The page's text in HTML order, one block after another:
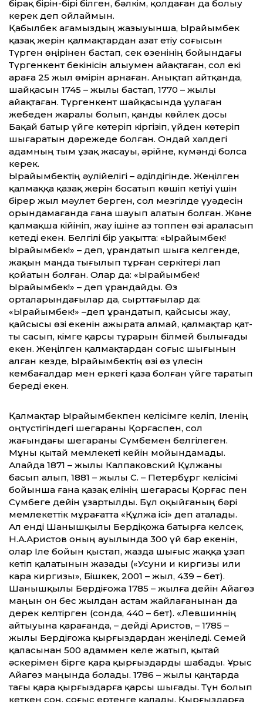
бірақ бірін-бірі білген, бәлкім, қолдаған да болыу
керек деп ойлаймын.
Қабылбек ағамыздың жазыуынша, Ырайымбек
қазақ жерін қалмақтардан азат етіу соғысын
Түрген өңірінен бастап, Үсек өзенінің бойындағы
Түргенкент бекінісін алыумен айақтаған, сол екі
араға 25 жыл өмірін арнаған. Анықтап айтқанда,
шайқасын 1745 – жылы бастап, 1770 – жылы
айақтаған. Түргенкент шайқасында ұулаған
жебеден жаралы болып, қанды көйлек досы
Бақай батыр үйге көтеріп кіргізіп, үйден көтеріп
шығаратын дәрежеде болған. Ондай хәлдегі
адамның тым ұзақ жа­сауы, әрійне, күмәнді болса
керек.
Ырайымбектің әулійелігі – әділдігінде. Жеңілген
қалмаққа қазақ жерін босатып көшіп кетіуі үшін
бірер жыл мәулет берген, сол мезгілде үуәдесін
орындамағанда ғана шауып алатын болған. Және
қалмақша кійініп, жау ішіне аз топ­пен өзі араласып
кетеді екен. Белгілі бір уақыт­та: «Ырайымбек!
Ырайымбек!» – деп, ұрандатып шыға келгенде,
жақын маңда тығылып тұрған серкітері лап
қойатын болған. Олар да: «Ырайымбек!
Ырайымбек!» – деп ұрандайды. Өз
орталарындағылар да, сырт­тағылар да:
«Ырайымбек!» –деп ұрандатып, қайсысы жау,
қайсысы өзі екенін ажырата алмай, қалмақтар қат­
ты сасып, кімге қарсы тұрарын білмей былығады
екен. Жеңілген қалмақтардан соғыс шығынын
алған кезде, Ырайымбектің өзі өз үлесін
кембағалдар мен еркегі қаза болған үйге таратып
береді екен.
Қалмақтар Ырайымбекпен келісімге келіп, Іленің
оңтүстігіндегі шегараны Қорғаспен, сол
жағындағы шегараны Сүмбемен белгілеген.
Мұны қытай мемлекеті кейін мойындамады.
Алайда 1871 – жылы Калпаковский Құлжаны
басып алып, 1881 – жылы С. – Петербұрг келісімі
бойынша ғана қазақ елінің шегарасы Қорғас пен
Сүмбеге дейін ұзартылды. Бұл оқыйғаның бәрі
мемлекет­тік мұрағат­та «Құлжа ісі» деп аталады.
Ал енді Шанышқылы Бердіқожа батырға келсек,
Н.А.Аристов оның ауылында 300 үй бар екенін,
олар Іле бойын қыстап, жазда шығыс жаққа ұзап
кетіп қалатынын жазады («Усуни и киргизы или
кара киргизы», Бішкек, 2001 – жыл, 439 – бет).
Шанышқылы Бердіғожа 1785 – жылға дейін Айагөз
маңын он бес жылдан астам жайлағанынан да
дерек келтірген (сонда, 440 – бет). «Левшиннің
айтыуына қарағанда, – дейді Аристов, – 1785 –
жылы Бердіғожа қырғыздардан жеңіледі. Семей
қаласынан 500 адаммен келе жатып, қытай
әскерімен бірге қара қырғыздарды шабады. Ұрыс
Айагөз маңында болады. 1786 – жылы қаңтарда
тағы қара қырғыздарға қарсы шығады. Түн болып
кеткен соң, соғыс ертеңге қалады. Қырғыздарға